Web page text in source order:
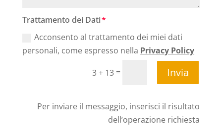
Trattamento dei Dati
Acconsento al trattamento dei miei dati
personali, come espresso nella Privacy Policy
3 + 13 = Invia
Per inviare il messaggio, inserisci il risultato
dell’operazione richiesta